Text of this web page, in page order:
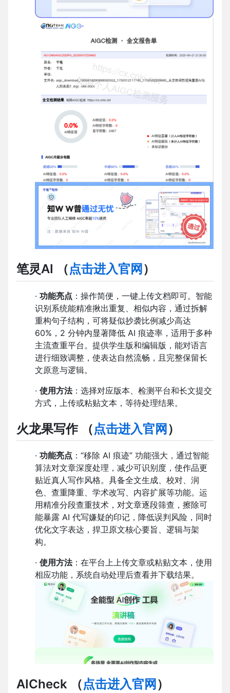
笔灵AI （点击进入官网 ）
· 功能亮点 ：操作简便，一键上传文档即可。智能
识别系统能精准揪出重复、相似内容，通过拆解
重构句子结构，可将疑似抄袭比例减少高达
60%，2 分钟内显著降低 AI 痕迹率，适用于多种
主流查重平台。提供学生版和编辑版，能对语言
进行细致调整，使表达自然流畅，且完整保留长
文原意与逻辑。
· 使用方法：选择对应版本、检测平台和长文提交
方式，上传或粘贴文本，等待处理结果。
火龙果写作（点击进入官网 ）
· 功能亮点 ：“移除 AI 痕迹” 功能强大，通过智能
算法对文章深度处理，减少可识别度，使作品更
贴近真人写作风格。具备全文生成、校对、润
色、查重降重、学术改写、内容扩展等功能。运
用精准分段查重技术，对文章逐段筛查，擦除可
能暴露 AI 代写嫌疑的印记，降低误判风险，同时
优化文字表达，捍卫原文核心要旨、逻辑与架
构。
· 使用方法：在平台上上传文章或粘贴文本，使用
相应功能，系统自动处理后查看并下载结果。
AICheck （点击进入官网）